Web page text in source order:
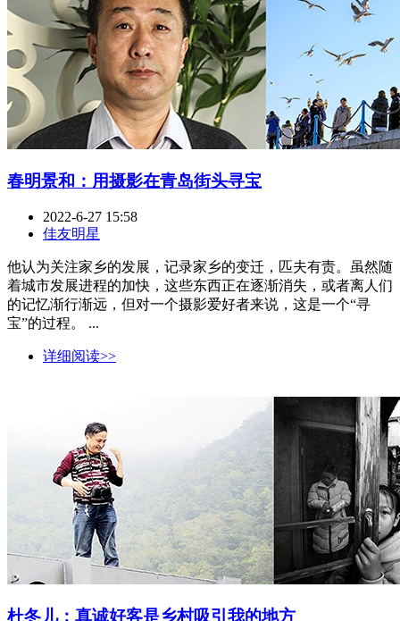
春明景和：用摄影在青岛街头寻宝
2022-6-27 15:58
佳友明星
他认为关注家乡的发展，记录家乡的变迁，匹夫有责。虽然随
着城市发展进程的加快，这些东西正在逐渐消失，或者离人们
的记忆渐行渐远，但对一个摄影爱好者来说，这是一个“寻
宝”的过程。 ...
详细阅读>>
杜冬儿：真诚好客是乡村吸引我的地方